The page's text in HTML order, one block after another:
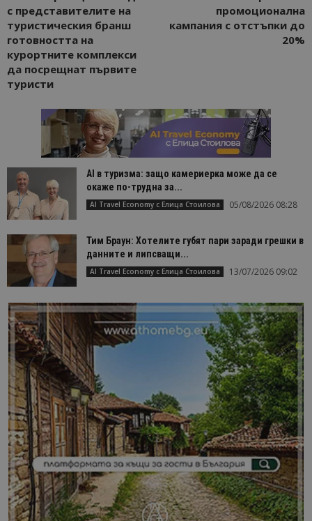
с представителите на
туристическия бранш
готовността на
курортните комплекси
да посрещнат първите
туристи
промоционална
кампания с отстъпки до
20%
AI в туризма: защо камериерка може да се
окаже по-трудна за...
AI Travel Economy с Елица Стоилова 05/08/2026 08:28
Тим Браун: Хотелите губят пари заради грешки в
данните и липсващи...
AI Travel Economy с Елица Стоилова 13/07/2026 09:02